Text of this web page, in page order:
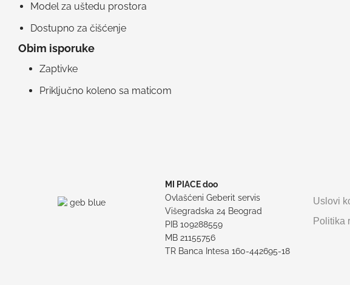
Model za uštedu prostora
Dostupno za čišćenje
Obim isporuke
Zaptivke
Priključno koleno sa maticom
MI PIACE doo
Ovlašćeni Geberit servis
Višegradska 24 Beograd
PIB 109288559
MB 21155756
TR Banca Intesa 160-442695-18
Uslovi
Politika